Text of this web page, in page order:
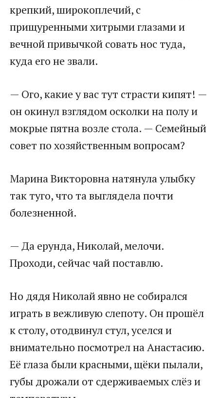
крепкий, широкоплечий, с
прищуренными хитрыми глазами и
вечной привычкой совать нос туда,
куда его не звали.
— Ого, какие у вас тут страсти кипят! —
он окинул взглядом осколки на полу и
мокрые пятна возле стола. — Семейный
совет по хозяйственным вопросам?
Марина Викторовна натянула улыбку
так туго, что та выглядела почти
болезненной.
— Да ерунда, Николай, мелочи.
Проходи, сейчас чай поставлю.
Но дядя Николай явно не собирался
играть в вежливую слепоту. Он прошёл
к столу, отодвинул стул, уселся и
внимательно посмотрел на Анастасию.
Её глаза были красными, щёки пылали,
губы дрожали от сдерживаемых слёз и